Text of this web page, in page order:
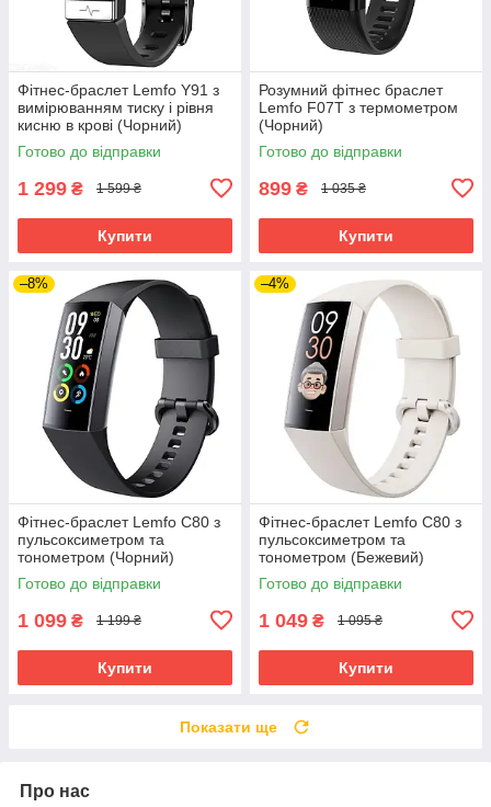
Фітнес-браслет Lemfo Y91 з
вимірюванням тиску і рівня
кисню в крові (Чорний)
Готово до відправки
1 299 ₴ 1 599 ₴
Купити
Розумний фітнес браслет
Lemfo F07T з термометром
(Чорний)
Готово до відправки
899 ₴ 1 035 ₴
Купити
–8%
Фітнес-браслет Lemfo C80 з
пульсоксиметром та
тонометром (Чорний)
Готово до відправки
1 099 ₴ 1 199 ₴
Купити
–4%
Фітнес-браслет Lemfo C80 з
пульсоксиметром та
тонометром (Бежевий)
Готово до відправки
1 049 ₴ 1 095 ₴
Купити
Показати ще
Про нас